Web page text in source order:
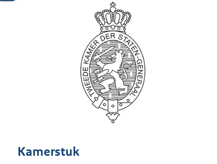
Kamerstuk